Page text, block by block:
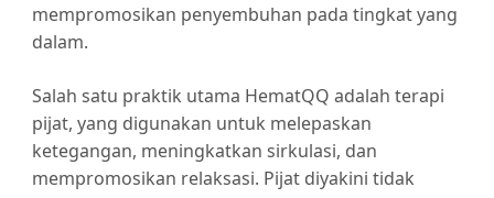
mempromosikan penyembuhan pada tingkat yang
dalam.
Salah satu praktik utama HematQQ adalah terapi
pijat, yang digunakan untuk melepaskan
ketegangan, meningkatkan sirkulasi, dan
mempromosikan relaksasi. Pijat diyakini tidak